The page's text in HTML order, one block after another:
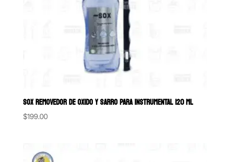
SOX REMOVEDOR DE OXIDO Y SARRO PARA INSTRUMENTAL 120 ML
$199.00